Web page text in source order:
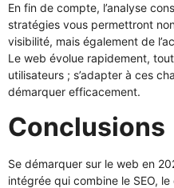
En fin de compte, l’analyse
stratégies vous permettront
visibilité, mais également de
Le web évolue rapidement,
utilisateurs ; s’adapter à ces
démarquer efficacement.
Conclusions
Se démarquer sur le web en
intégrée qui combine le SEO,